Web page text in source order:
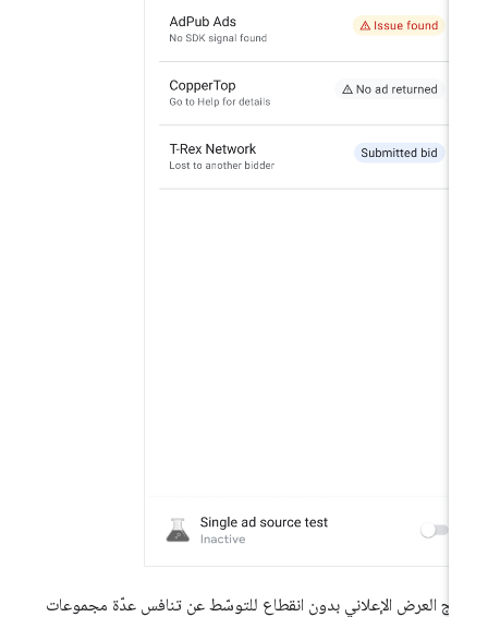
العرض الإعلاني بدون انقطاع للتوسّط عن تنافس عدّة مجموعات